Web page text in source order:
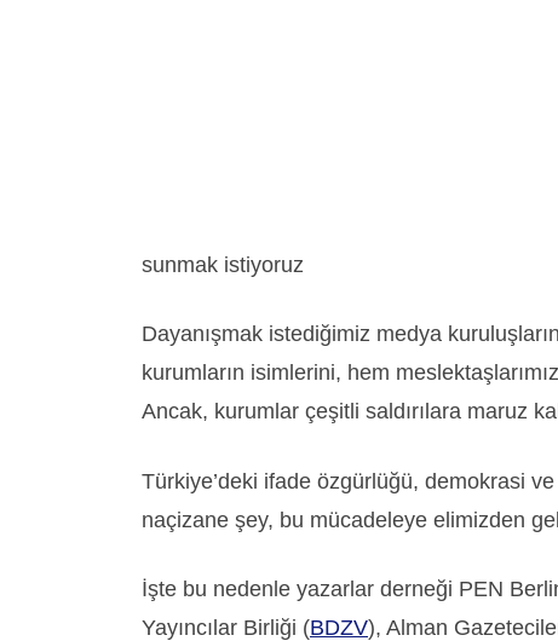
sunmak istiyoruz
Dayanışmak istediğimiz medya
kurumların isimlerini, hem
Ancak, kurumlar çeşitli saldırılara maruz
Türkiye’deki ifade özgürlüğü, demokrasi
naçizane şey, bu mücadeleye elimizden
İşte bu nedenle yazarlar derneği PEN
Yayıncılar Birliği (BDZV), Alman